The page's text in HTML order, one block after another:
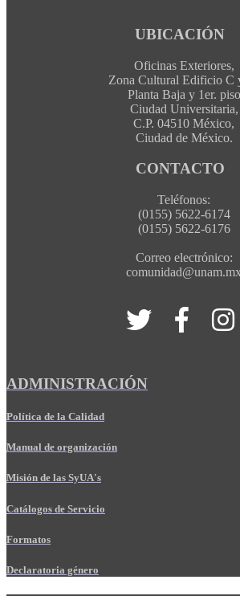
UBICACIÓN
Oficinas Exteriores,
Zona Cultural Edificio C
Planta Baja y 1er. piso
Ciudad Universitaria,
C.P. 04510 México,
Ciudad de México.
CONTACTO
Teléfonos:
(0155) 5622-6174
(0155) 5622-6176
Correo electrónico:
comunidad@unam.mx
ADMINISTRACIÓN
Política de la Calidad
Manual de organización
Misión de las SyUA's
Catálogos de Servicio
Formatos
Declaratoria género